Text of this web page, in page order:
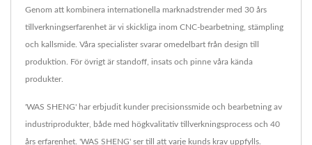
Genom att kombinera internationella marknadstrender med 30 års
tillverkningserfarenhet är vi skickliga inom CNC-bearbetning, stämpling
och kallsmide. Våra specialister svarar omedelbart från design till
produktion. För övrigt är standoff, insats och pinne våra kända
produkter.
'WAS SHENG' har erbjudit kunder precisionssmide och bearbetning av
industriprodukter, både med högkvalitativ tillverkningsprocess och 40
års erfarenhet. 'WAS SHENG' ser till att varje kunds krav uppfylls.